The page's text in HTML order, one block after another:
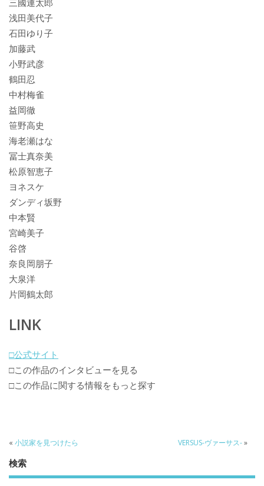
三國連太郎
浅田美代子
石田ゆり子
加藤武
小野武彦
鶴田忍
中村梅雀
益岡徹
笹野高史
海老瀬はな
冨士真奈美
松原智恵子
ヨネスケ
ダンディ坂野
中本賢
宮崎美子
谷啓
奈良岡朋子
大泉洋
片岡鶴太郎
LINK
□公式サイト
□この作品のインタビューを見る
□この作品に関する情報をもっと探す
« 小説家を見つけたら VERSUS-ヴァーサス-»
検索